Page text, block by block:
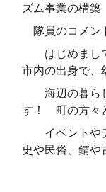
ズム事業の構築
隊員のコメン
はじめまして
市内の出身で、
海辺の暮らし
す！ 町の方々
イベントやデ
史や民俗、錆や